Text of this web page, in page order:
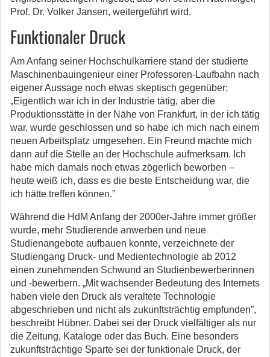
Prof. Dr. Volker Jansen, weitergeführt wird.
Funktionaler Druck
Am Anfang seiner Hochschulkarriere stand der studierte
Maschinenbauingenieur einer Professoren-Laufbahn nach
eigener Aussage noch etwas skeptisch gegenüber:
„Eigentlich war ich in der Industrie tätig, aber die
Produktionsstätte in der Nähe von Frankfurt, in der ich tätig
war, wurde geschlossen und so habe ich mich nach einem
neuen Arbeitsplatz umgesehen. Ein Freund machte mich
dann auf die Stelle an der Hochschule aufmerksam. Ich
habe mich damals noch etwas zögerlich beworben –
heute weiß ich, dass es die beste Entscheidung war, die
ich hätte treffen können.”
Während die HdM Anfang der 2000er-Jahre immer größer
wurde, mehr Studierende anwerben und neue
Studienangebote aufbauen konnte, verzeichnete der
Studiengang Druck- und Medientechnologie ab 2012
einen zunehmenden Schwund an Studienbewerberinnen
und -bewerbern. „Mit wachsender Bedeutung des Internets
haben viele den Druck als veraltete Technologie
abgeschrieben und nicht als zukunftsträchtig empfunden”,
beschreibt Hübner. Dabei sei der Druck vielfältiger als nur
die Zeitung, Kataloge oder das Buch. Eine besonders
zukunftsträchtige Sparte sei der funktionale Druck, der